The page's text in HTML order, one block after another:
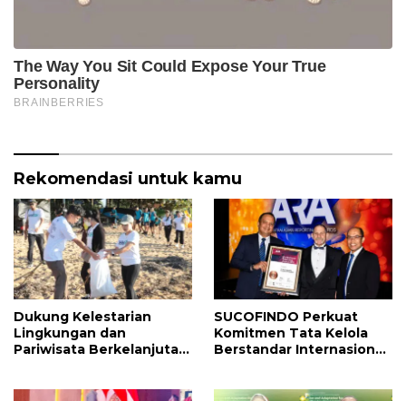
Rekomendasi untuk kamu
Dukung Kelestarian
Lingkungan dan
Pariwisata Berkelanjutan,
SUCOFINDO Perkuat
Komitmen Tata Kelola
Berstandar Internasional,